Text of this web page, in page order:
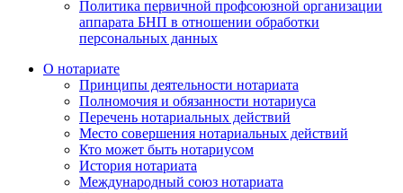
Политика первичной профсоюзной организации
аппарата БНП в отношении обработки
персональных данных
О нотариате
Принципы деятельности нотариата
Полномочия и обязанности нотариуса
Перечень нотариальных действий
Место совершения нотариальных действий
Кто может быть нотариусом
История нотариата
Международный союз нотариата